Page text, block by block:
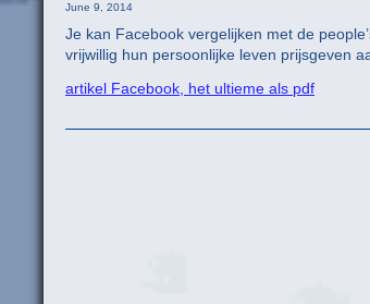
June 9, 2014
Je kan Facebook vergelijken met de
vrijwillig hun persoonlijke leven prijsgeven
artikel Facebook, het ultieme als pdf